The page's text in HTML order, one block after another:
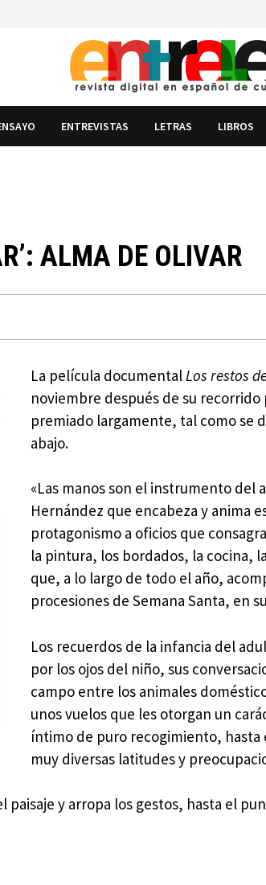
ENTREVISTAS LETRAS LIBROS
ALMA DE OLIVAR
La película documentalLos restos
noviembre después de su
premiado largamente, tal como se
abajo.
«Las manos son el instrumento del
Hernández que encabeza y anima
protagonismo a oficios que
la pintura, los bordados, la cocina,
que, a lo largo de todo el año,
procesiones de Semana Santa, en
Los recuerdos de la infancia del
por los ojos del niño, sus
campo entre los animales
unos vuelos que les otorgan un
íntimo de puro recogimiento,
muy diversas latitudes y
paisaje y arropa los gestos, hasta el